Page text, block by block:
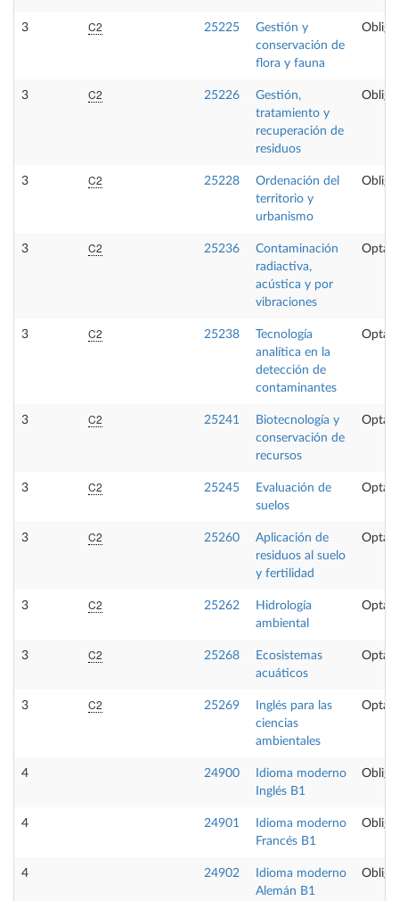
3 C2 25225
Gestión y
conservación de
flora y fauna
3 C2 25226
Gestión,
tratamiento y
recuperación de
residuos
3 C2 25228
Ordenación del
territorio y
urbanismo
3 C2 25236
Contaminación
radiactiva,
acústica y por
vibraciones
3 C2 25238
Tecnología
analítica en la
detección de
contaminantes
3 C2 25241
Biotecnología y
conservación de
recursos
3 C2 25245
Evaluación de
suelos
3 C2 25260
Aplicación de
residuos al suelo
y fertilidad
3 C2 25262
Hidrología
ambiental
3 C2 25268
Ecosistemas
acuáticos
3 C2 25269
Inglés para las
ciencias
ambientales
4 24900
Idioma moderno
Inglés B1
4 24901
Idioma moderno
Francés B1
4 24902
Idioma moderno
Alemán B1